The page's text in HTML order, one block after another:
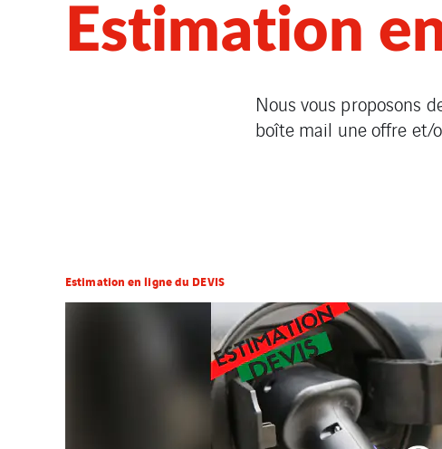
Estimation
Nous vous proposons
boîte mail une offre et/
Estimation en ligne du DEVIS